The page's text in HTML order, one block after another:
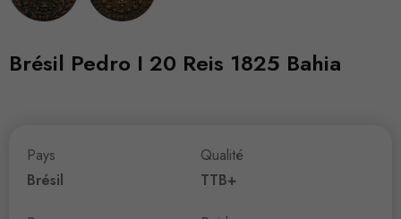
Brésil Pedro I 20 Reis 1825 Bahia
Pays
Brésil
Qualité
TTB+